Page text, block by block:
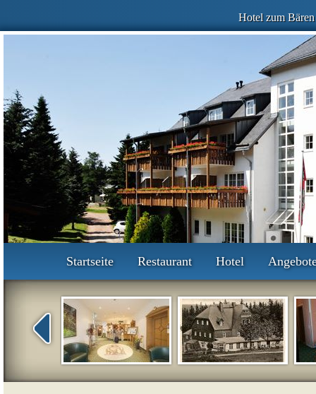
Hotel zum
Startseite Restaurant Hotel